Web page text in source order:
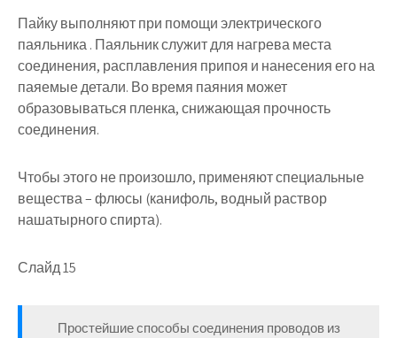
Пайку выполняют при помощи электрического
паяльника . Паяльник служит для нагрева места
соединения, расплавления припоя и нанесения его на
паяемые детали. Во время паяния может
образовываться пленка, снижающая прочность
соединения.
Чтобы этого не произошло, применяют специальные
вещества – флюсы (канифоль, водный раствор
нашатырного спирта).
Слайд 15
Простейшие способы соединения проводов из